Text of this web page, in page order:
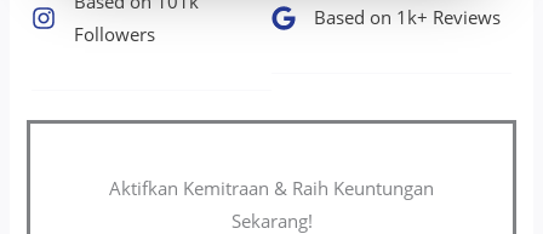
Followers​
Based on 1k+ Reviews​
Aktifkan Kemitraan & Raih Keuntungan
Sekarang!